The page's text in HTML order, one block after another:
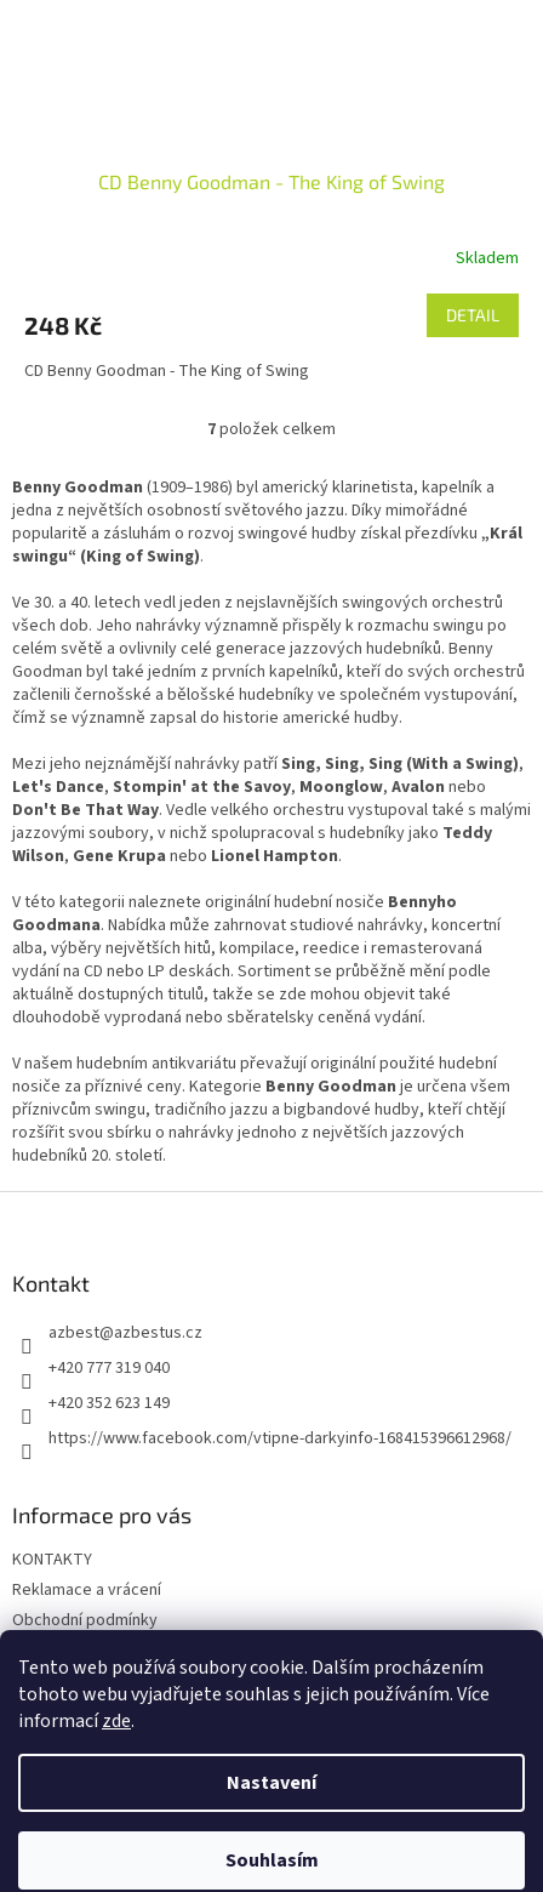
Tento web používá soubory cookie. Dalším procházením
tohoto webu vyjadřujete souhlas s jejich používáním. Více
informacízde.
Nastavení
Souhlasím
CD Benny Goodman - The King of Swing
Skladem
248 Kč DETAIL
CD Benny Goodman - The King of Swing
O
l
á
d
í
p
r
v
k
y
ý
p
i
s
u
7položek celkem
Benny Goodman (1909–1986) byl americký klarinetista, kapelník a
jedna z největších osobností světového jazzu. Díky mimořádné
popularitě a zásluhám o rozvoj swingové hudby získal přezdívku „Král
swingu“ (King of Swing).
Ve 30. a 40. letech vedl jeden z nejslavnějších swingových orchestrů
všech dob. Jeho nahrávky významně přispěly k rozmachu swingu po
celém světě a ovlivnily celé generace jazzových hudebníků. Benny
Goodman byl také jedním z prvních kapelníků, kteří do svých orchestrů
začlenili černošské a bělošské hudebníky ve společném vystupování,
čímž se významně zapsal do historie americké hudby.
Mezi jeho nejznámější nahrávky patříSing, Sing, Sing (With a Swing),
Let's Dance, Stompin' at the Savoy, Moonglow, Avalon nebo
Don't Be That Way. Vedle velkého orchestru vystupoval také s malými
jazzovými soubory, v nichž spolupracoval s hudebníky jako Teddy
Wilson, Gene Krupa nebo Lionel Hampton.
V této kategorii naleznete originální hudební nosiče Bennyho
Goodmana. Nabídka může zahrnovat studiové nahrávky, koncertní
alba, výběry největších hitů, kompilace, reedice i remasterovaná
vydání na CD nebo LP deskách. Sortiment se průběžně mění podle
aktuálně dostupných titulů, takže se zde mohou objevit také
dlouhodobě vyprodaná nebo sběratelsky ceněná vydání.
V našem hudebním antikvariátu převažují originální použité hudební
nosiče za příznivé ceny. Kategorie Benny Goodman je určena všem
příznivcům swingu, tradičního jazzu a bigbandové hudby, kteří chtějí
rozšířit svou sbírku o nahrávky jednoho z největších jazzových
hudebníků 20. století.
Kontakt
azbest@azbestus.cz
+420 777 319 040
+420 352 623 149
https://www.facebook.com/vtipne-darkyinfo-168415396612968/
Informace pro vás
KONTAKTY
Reklamace a vrácení
Obchodní podmínky
Doprava a platba
Vytvořil Shoptet
Vtipné dárky. Všechna práva vyhrazena.